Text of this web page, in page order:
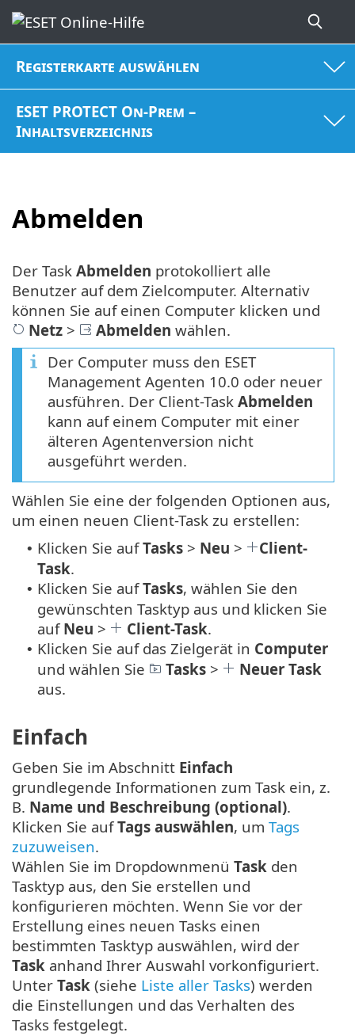
Registerkarte auswählen
ESET PROTECT On-Prem –
Inhaltsverzeichnis
Abmelden
Der Task Abmelden protokolliert alle
Benutzer auf dem Zielcomputer. Alternativ
können Sie auf einen Computer klicken und
Netz > Abmelden wählen.
Der Computer muss den ESET
Management Agenten 10.0 oder neuer
ausführen. Der Client-Task Abmelden
kann auf einem Computer mit einer
älteren Agentenversion nicht
ausgeführt werden.
Wählen Sie eine der folgenden Optionen aus,
um einen neuen Client-Task zu erstellen:
• Klicken Sie aufTasks > Neu >
Client-
Task.
• Klicken Sie aufTasks, wählen Sie den
gewünschten Tasktyp aus und klicken Sie
auf Neu > Client-Task.
• Klicken Sie auf das Zielgerät in Computer
und wählen Sie
Tasks >
Neuer Task
aus.
Einfach
Geben Sie im Abschnitt Einfach
grundlegende Informationen zum Task ein, z.
B. Name und Beschreibung (optional).
Klicken Sie aufTags auswählen, um Tags
zuzuweisen.
Wählen Sie im Dropdownmenü Task den
Tasktyp aus, den Sie erstellen und
konfigurieren möchten. Wenn Sie vor der
Erstellung eines neuen Tasks einen
bestimmten Tasktyp auswählen, wird der
Task anhand Ihrer Auswahl vorkonfiguriert.
Unter Task (siehe Liste aller Tasks) werden
die Einstellungen und das Verhalten des
Tasks festgelegt.